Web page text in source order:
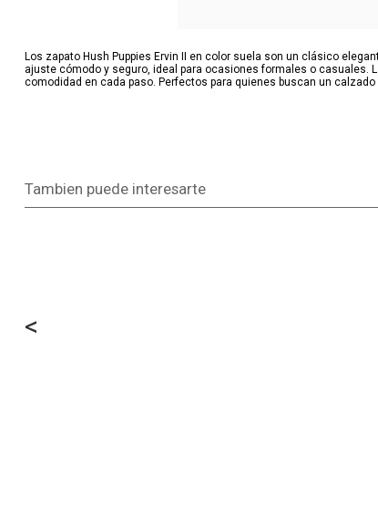
Los zapato Hush Puppies Ervin II en color suela son un clásico
ajuste cómodo y seguro, ideal para ocasiones formales o
comodidad en cada paso. Perfectos para quienes buscan un calzado
Tambien puede interesarte
<